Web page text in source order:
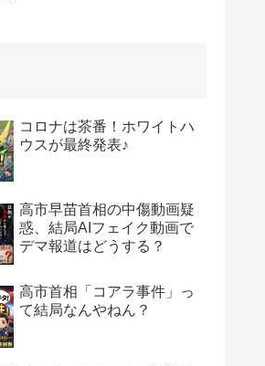
コロナは茶番！ホワイトハ
ウスが最終発表♪
高市早苗首相の中傷動画疑
惑、結局AIフェイク動画で
デマ報道はどうする？
高市首相「コアラ事件」っ
て結局なんやねん？